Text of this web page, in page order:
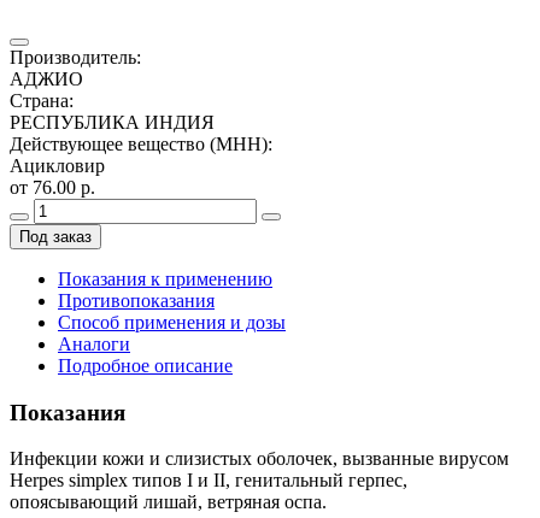
Производитель:
АДЖИО
Страна:
РЕСПУБЛИКА ИНДИЯ
Действующее вещество (МНН):
Ацикловир
от 76.00 р.
Под заказ
Показания к применению
Противопоказания
Способ применения и дозы
Аналоги
Подробное описание
Показания
Инфекции кожи и слизистых оболочек, вызванные вирусом
Herpes simplex типов I и II, генитальный герпес,
опоясывающий лишай, ветряная оспа.